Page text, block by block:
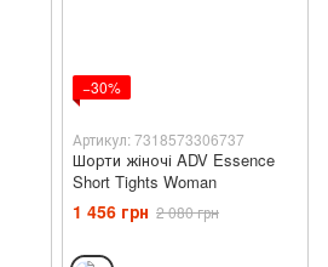
−30%
Артикул: 7318573306737
Шорти жіночі ADV Essence
Short Tights Woman
1 456 грн 2 080 грн